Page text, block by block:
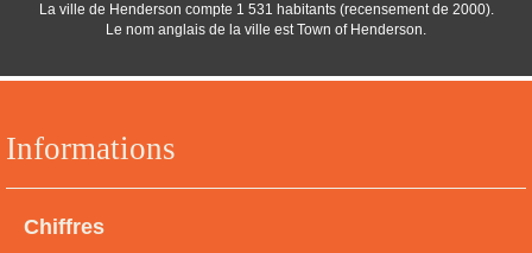
Informations
Chiffres
La ville de Henderson compte 1 531 habitants (recensement de 2000).
Le nom anglais de la ville est Town of Henderson.